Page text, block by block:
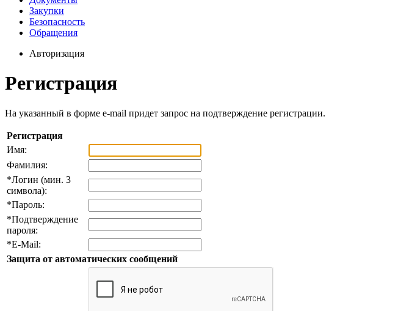
Закупки
Безопасность
Обращения
Авторизация
Регистрация
На указанный в форме e-mail придет запрос на подтверждение регистрации.
Регистрация
Имя:
Фамилия:
*Логин (мин. 3
символа):
*Пароль:
*Подтверждение
пароля:
*E-Mail:
Защита от автоматических сообщений